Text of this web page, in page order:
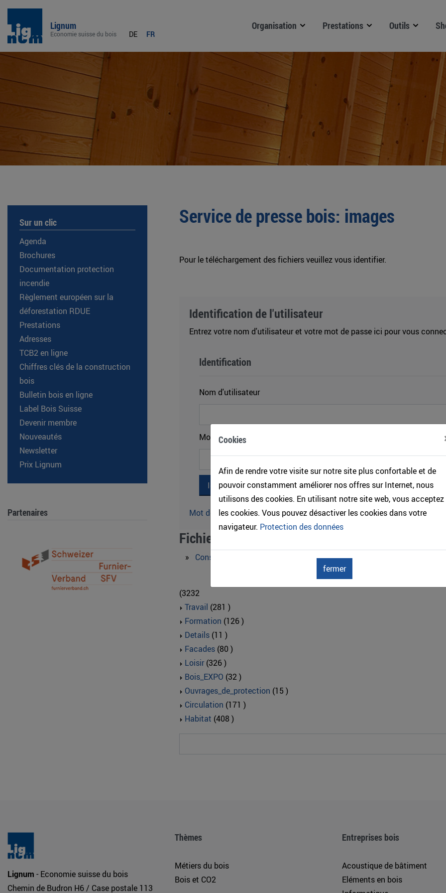
Cookies
Afin de rendre votre visite sur notre site plus confortable et de
pouvoir constamment améliorer nos offres sur Internet, nous
utilisons des cookies. En utilisant notre site web, vous acceptez
les cookies. Vous pouvez désactiver les cookies dans votre
navigateur. Protection des données
fermer
Lignum
Economie suisse du bois DE FR
Organisation Prestations Outils
Sur un clic
Agenda
Brochures
Documentation protection
incendie
Règlement européen sur la
déforestation RDUE
Prestations
Adresses
TCB2 en ligne
Chiffres clés de la construction
bois
Bulletin bois en ligne
Label Bois Suisse
Devenir membre
Nouveautés
Newsletter
Prix Lignum
Partenaires
Service de presse bois: images
Pour le téléchargement des fichiers veuillez vous identifier.
Identification de l'utilisateur
Entrez votre nom d'utilisateur et votre mot de passe ici pour vous
Identification
Nom d'utilisateur
Mot de passe
Mot de passe oublié ?
Fichiers images
» Constructions_en_bois
(3232
Travail (281 )
Formation (126 )
Details (11 )
Facades (80 )
Loisir(326 )
Bois_EXPO (32 )
Ouvrages_de_protection (15 )
Circulation (171 )
Habitat (408 )
Lignum - Economie suisse du bois
Chemin de Budron H6 / Case postale 113
Thèmes
Métiers du bois
Bois et CO2
Entreprises bois
Acoustique de bâtiment
Eléments en bois